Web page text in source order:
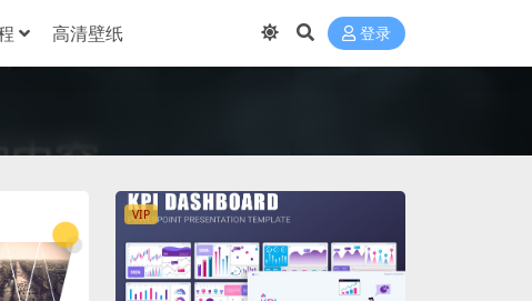
高清壁纸 登录
VIP